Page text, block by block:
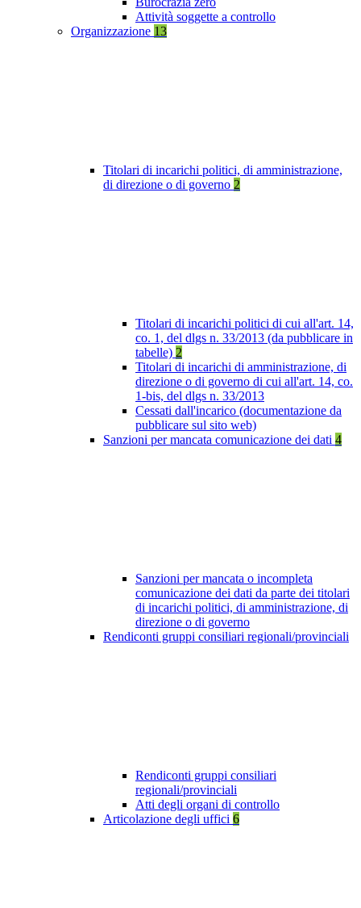
Attività soggette a controllo
Organizzazione 13
Titolari di incarichi politici, di amministrazione,
di direzione o di governo 2
Titolari di incarichi politici di cui all'art. 14,
co. 1, del dlgs n. 33/2013 (da pubblicare in
tabelle) 2
Titolari di incarichi di amministrazione, di
direzione o di governo di cui all'art. 14, co.
1-bis, del dlgs n. 33/2013
Cessati dall'incarico (documentazione da
pubblicare sul sito web)
Sanzioni per mancata comunicazione dei dati 4
Sanzioni per mancata o incompleta
comunicazione dei dati da parte dei titolari
di incarichi politici, di amministrazione, di
direzione o di governo
Rendiconti gruppi consiliari regionali/provinciali
Rendiconti gruppi consiliari
regionali/provinciali
Atti degli organi di controllo
Articolazione degli uffici 6